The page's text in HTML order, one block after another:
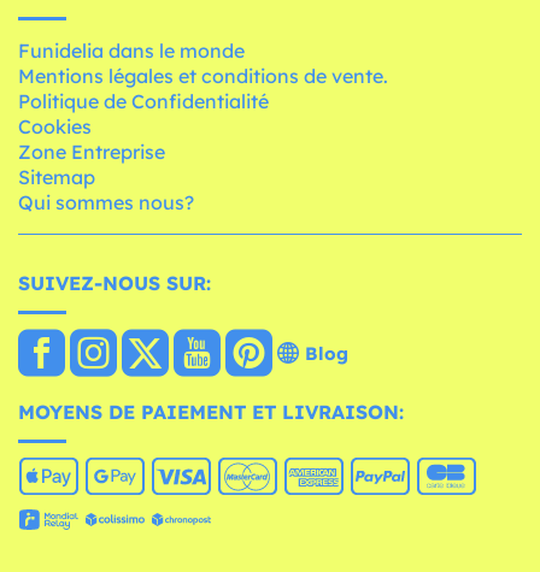
Funidelia dans le monde
Mentions légales et conditions de vente.
Politique de Confidentialité
Cookies
Zone Entreprise
Sitemap
Qui sommes nous?
SUIVEZ-NOUS SUR:
Blog
MOYENS DE PAIEMENT ET LIVRAISON: